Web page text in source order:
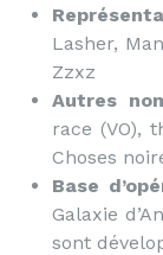
Lasher,
Zzxz
Autres
race (VO),
Choses
Base
Galaxie
sont